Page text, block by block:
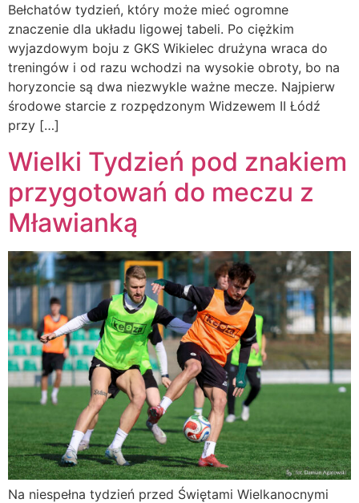
Bełchatów tydzień, który może mieć ogromne
znaczenie dla układu ligowej tabeli. Po ciężkim
wyjazdowym boju z GKS Wikielec drużyna wraca do
treningów i od razu wchodzi na wysokie obroty, bo na
horyzoncie są dwa niezwykle ważne mecze. Najpierw
środowe starcie z rozpędzonym Widzewem II Łódź
przy […]
Wielki Tydzień pod znakiem
przygotowań do meczu z
Mławianką
Na niespełna tydzień przed Świętami Wielkanocnymi